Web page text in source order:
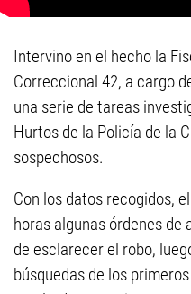
Intervino en el hecho la
Correccional 42, a cargo
una serie de tareas
Hurtos de la Policía de la
sospechosos.
Con los datos recogidos,
horas algunas órdenes
de esclarecer el robo,
búsquedas de los